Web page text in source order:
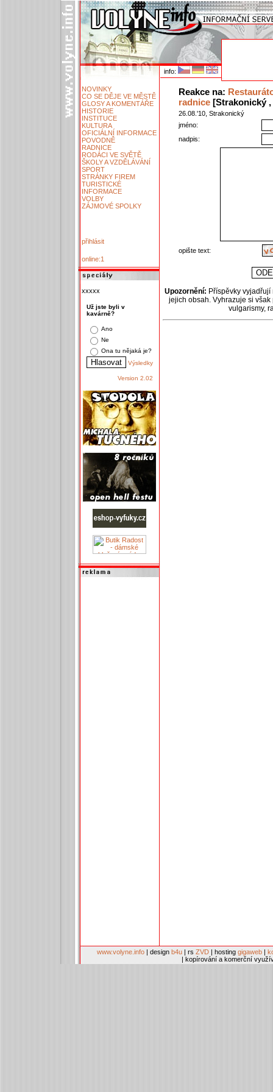
info:
NOVINKY
CO SE DĚJE VE MĚSTĚ
GLOSY A KOMENTÁŘE
HISTORIE
INSTITUCE
KULTURA
OFICIÁLNÍ INFORMACE
POVODNĚ
RADNICE
RODÁCI VE SVĚTĚ
ŠKOLY A VZDĚLÁVÁNÍ
SPORT
STRÁNKY FIREM
TURISTICKÉ
INFORMACE
VOLBY
ZÁJMOVÉ SPOLKY
přihlásit
online:1
xxxxx
Už jste byli v
kavárně?
Ano
Ne
Ona tu nějaká je?
Výsledky
Version 2.02
Reakce na:
radnice[Strakonický ,
26.08.'10, Strakonický
jméno:
nadpis:
opište text:
Upozornění: Příspěvky
jejich obsah. Vyhrazuje si
vulgarismy,
www.volyne.info | design b4u | rs ZVD | hosting gigaweb |
| kopírování a komerční